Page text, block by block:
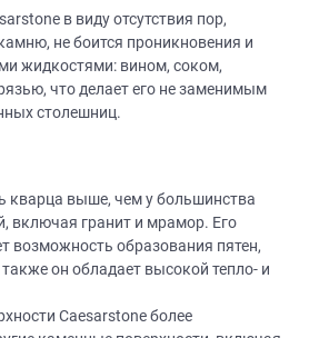
в виду отсутствия пор,
не боится проникновения и
жидкостями: вином, соком,
что делает его не заменимым
столешниц.
кварца выше, чем у большинства
включая гранит и мрамор. Его
возможность образования пятен,
он обладает высокой тепло- и
Caesarstone более